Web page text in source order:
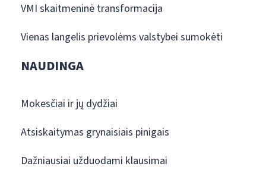
VMI skaitmeninė transformacija
Vienas langelis prievolėms valstybei sumokėti
NAUDINGA
Mokesčiai ir jų dydžiai
Atsiskaitymas grynaisiais pinigais
Dažniausiai užduodami klausimai